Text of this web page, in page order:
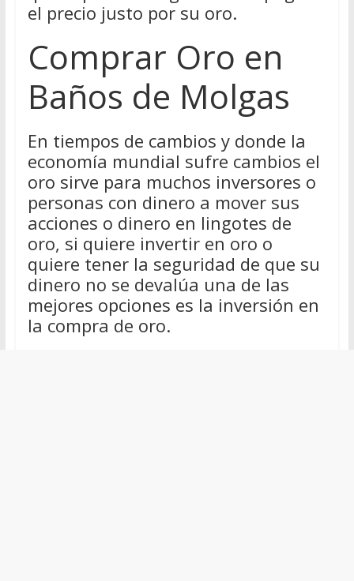
el precio justo por su oro.
Comprar Oro en
Baños de Molgas
En tiempos de cambios y donde la
economía mundial sufre cambios el
oro sirve para muchos inversores o
personas con dinero a mover sus
acciones o dinero en lingotes de
oro, si quiere invertir en oro o
quiere tener la seguridad de que su
dinero no se devalúa una de las
mejores opciones es la inversión en
la compra de oro.